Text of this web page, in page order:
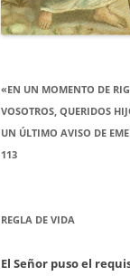
«EN UN MOMENTO DE
VOSOTROS, QUERIDOS
UN ÚLTIMO AVISO DE
113
REGLA DE VIDA
El Señor puso el